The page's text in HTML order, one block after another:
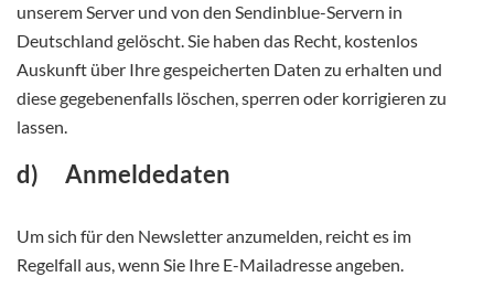
unserem Server und von den Sendinblue-Servern in
Deutschland gelöscht. Sie haben das Recht, kostenlos
Auskunft über Ihre gespeicherten Daten zu erhalten und
diese gegebenenfalls löschen, sperren oder korrigieren zu
lassen.
d) Anmeldedaten
Um sich für den Newsletter anzumelden, reicht es im
Regelfall aus, wenn Sie Ihre E-Mailadresse angeben.